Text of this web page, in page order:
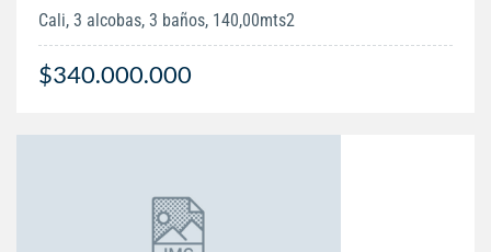
Cali, 3 alcobas, 3 baños, 140,00mts2
$340.000.000